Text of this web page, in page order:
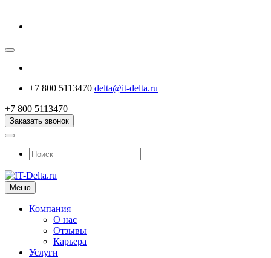
+7 800 5113470 delta@it-delta.ru
+7 800 5113470
Заказать звонок
Меню
Компания
О нас
Отзывы
Карьера
Услуги